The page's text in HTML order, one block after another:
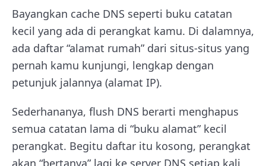
Bayangkan cache DNS seperti buku catatan
kecil yang ada di perangkat kamu. Di dalamnya,
ada daftar “alamat rumah” dari situs-situs yang
pernah kamu kunjungi, lengkap dengan
petunjuk jalannya (alamat IP).
Sederhananya, flush DNS berarti menghapus
semua catatan lama di “buku alamat” kecil
perangkat. Begitu daftar itu kosong, perangkat
akan “bertanya” lagi ke server DNS setiap kali